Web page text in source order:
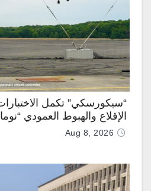
“سيكورسكي” تكمل
الإقلاع والهبوط العمودي “نوماد
Aug 8, 2026